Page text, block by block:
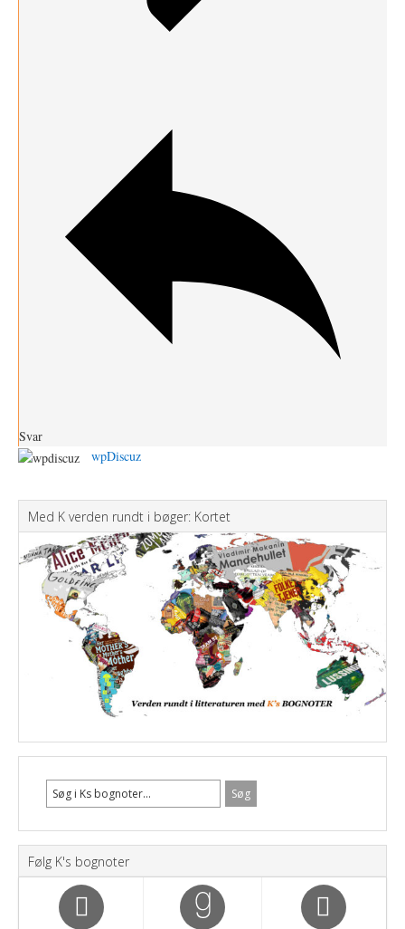
Svar
wpDiscuz
Med K verden rundt i bøger: Kortet
Følg K's bognoter